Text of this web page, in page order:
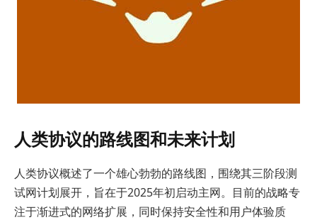
人类协议的路线图和未来计划
人类协议概述了一个雄心勃勃的路线图，围绕其三阶段测
试网计划展开，旨在于2025年初启动主网。目前的战略专
注于渐进式的网络扩展，同时保持安全性和用户体验质